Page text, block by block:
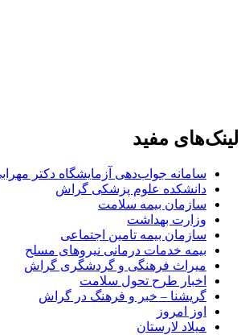
لینک‌های مفید
سامانه جواب‌دهی آزمایشگاه دکتر
دانشکده علوم پزشکی گراش
سازمان بیمه سلامت
وزارت بهداشت
سازمان بیمه تامین اجتماعی
بیمه خدمات درمانی نیروهای مسلح
میراث فرهنگی و گردشگری گراش
اخبار طرح تحول سلامت
گریشنا – خبر و فرهنگ در گراش
اوز امروز
میلاد لارستان